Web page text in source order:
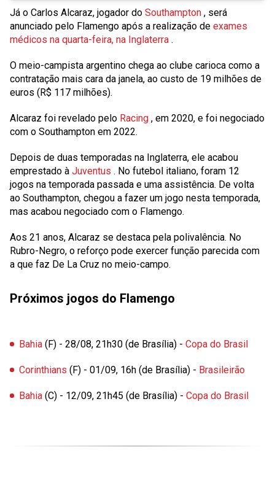
Já o Carlos Alcaraz, jogador do Southampton , será
anunciado pelo Flamengo após a realização de exames
médicos na quarta-feira, na Inglaterra .
O meio-campista argentino chega ao clube carioca como a
contratação mais cara da janela, ao custo de 19 milhões de
euros (R$ 117 milhões).
Alcaraz foi revelado pelo Racing , em 2020, e foi negociado
com o Southampton em 2022.
Depois de duas temporadas na Inglaterra, ele acabou
emprestado à Juventus . No futebol italiano, foram 12
jogos na temporada passada e uma assistência. De volta
ao Southampton, chegou a fazer um jogo nesta temporada,
mas acabou negociado com o Flamengo.
Aos 21 anos, Alcaraz se destaca pela polivalência. No
Rubro-Negro, o reforço pode exercer função parecida com
a que faz De La Cruz no meio-campo.
Próximos jogos do Flamengo
Bahia (F) - 28/08, 21h30 (de Brasília) - Copa do Brasil
Corinthians (F) - 01/09, 16h (de Brasília) - Brasileirão
Bahia (C) - 12/09, 21h45 (de Brasília) - Copa do Brasil